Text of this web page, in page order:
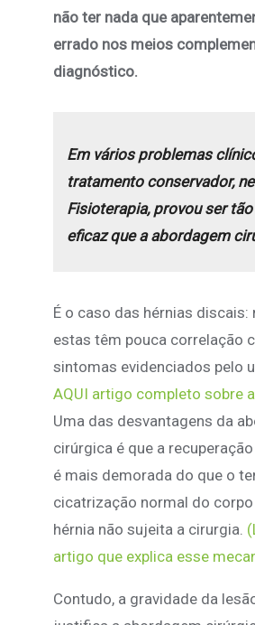
não ter nada que
errado nos meios
diagnóstico.
Em vários problemas
tratamento conservador,
Fisioterapia, provou ser
eficaz que a abordagem
É o caso das hérnias
estas têm pouca correlação
sintomas evidenciados pelo
AQUI artigo completo sobre a
Uma das desvantagens da
cirúrgica é que a
é mais demorada do que o
cicatrização normal do
hérnia não sujeita a cirurgia.
artigo que explica esse
Contudo, a gravidade da